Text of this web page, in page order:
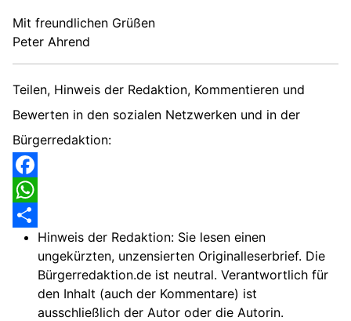
Mit freundlichen Grüßen
Peter Ahrend
Teilen, Hinweis der Redaktion, Kommentieren und
Bewerten in den sozialen Netzwerken und in der
Bürgerredaktion:
Facebook
WhatsApp
ShareHinweis der Redaktion: Sie lesen einen
ungekürzten, unzensierten Originalleserbrief. Die
Bürgerredaktion.de ist neutral. Verantwortlich für
den Inhalt (auch der Kommentare) ist
ausschließlich der Autor oder die Autorin.